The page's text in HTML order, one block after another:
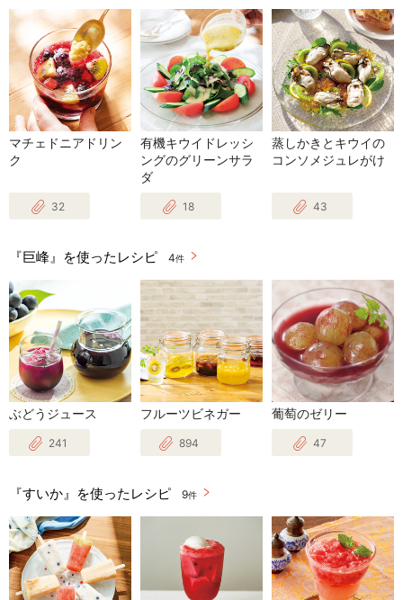
マチェドニアドリン
ク
32
有機キウイドレッシ
ングのグリーンサラ
ダ
18
蒸しかきとキウイの
コンソメジュレがけ
43
『巨峰』を使ったレシピ 4件
ぶどうジュース
241
フルーツビネガー
894
葡萄のゼリー
47
『すいか』を使ったレシピ 9件